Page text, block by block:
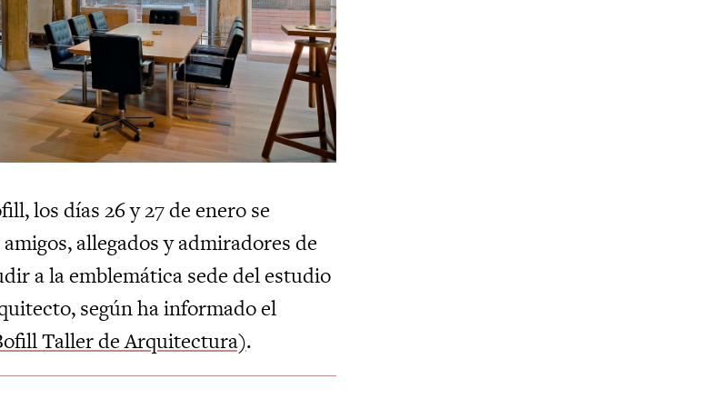
los días 26 y 27 de enero se
allegados y admiradores de
a la emblemática sede del estudio
según ha informado el
Taller de Arquitectura).